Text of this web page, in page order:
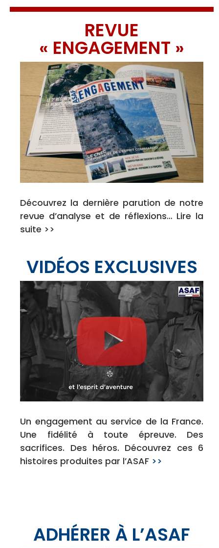
REVUE
« ENGAGEMENT »
Découvrez la dernière parution de notre
revue d’analyse et de réflexions… Lire la
suite >>
VIDÉOS EXCLUSIVES
Un engagement au service de la France.
Une fidélité à toute épreuve. Des
sacrifices. Des héros. Découvrez ces 6
histoires produites par l’ASAF >>
ADHÉRER À L’ASAF